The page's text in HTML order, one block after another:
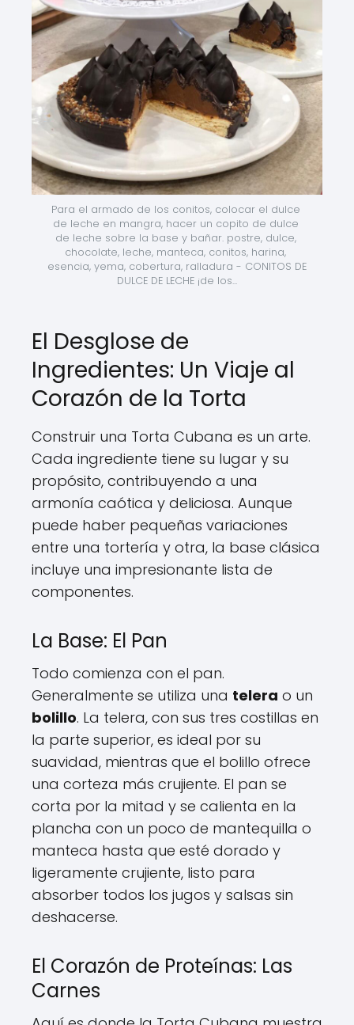
Para el armado de los conitos, colocar el dulce
de leche en mangra, hacer un copito de dulce
de leche sobre la base y bañar. postre, dulce,
chocolate, leche, manteca, conitos, harina,
esencia, yema, cobertura, ralladura - CONITOS DE
DULCE DE LECHE ¡de los...
El Desglose de
Ingredientes: Un Viaje al
Corazón de la Torta
Construir una Torta Cubana es un arte.
Cada ingrediente tiene su lugar y su
propósito, contribuyendo a una
armonía caótica y deliciosa. Aunque
puede haber pequeñas variaciones
entre una tortería y otra, la base clásica
incluye una impresionante lista de
componentes.
La Base: El Pan
Todo comienza con el pan.
Generalmente se utiliza una telera o un
bolillo. La telera, con sus tres costillas en
la parte superior, es ideal por su
suavidad, mientras que el bolillo ofrece
una corteza más crujiente. El pan se
corta por la mitad y se calienta en la
plancha con un poco de mantequilla o
manteca hasta que esté dorado y
ligeramente crujiente, listo para
absorber todos los jugos y salsas sin
deshacerse.
El Corazón de Proteínas: Las
Carnes